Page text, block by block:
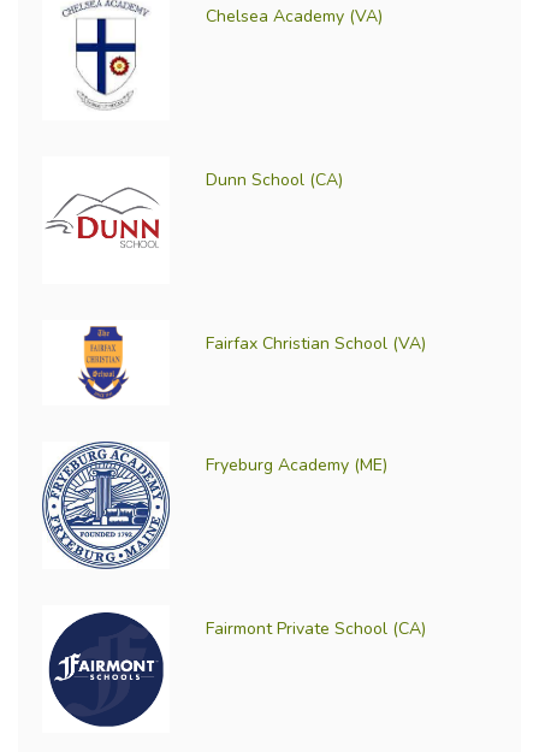
Chelsea Academy (VA)
Dunn School (CA)
Fairfax Christian School (VA)
Fryeburg Academy (ME)
Fairmont Private School (CA)